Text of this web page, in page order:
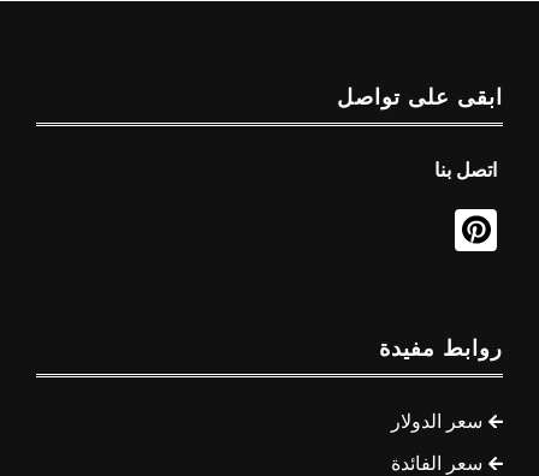
ابقى على تواصل
اتصل بنا
روابط مفيدة
سعر الدولار
سعر الفائدة